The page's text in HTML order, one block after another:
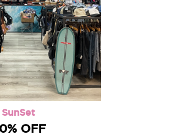
SunSet
OFF